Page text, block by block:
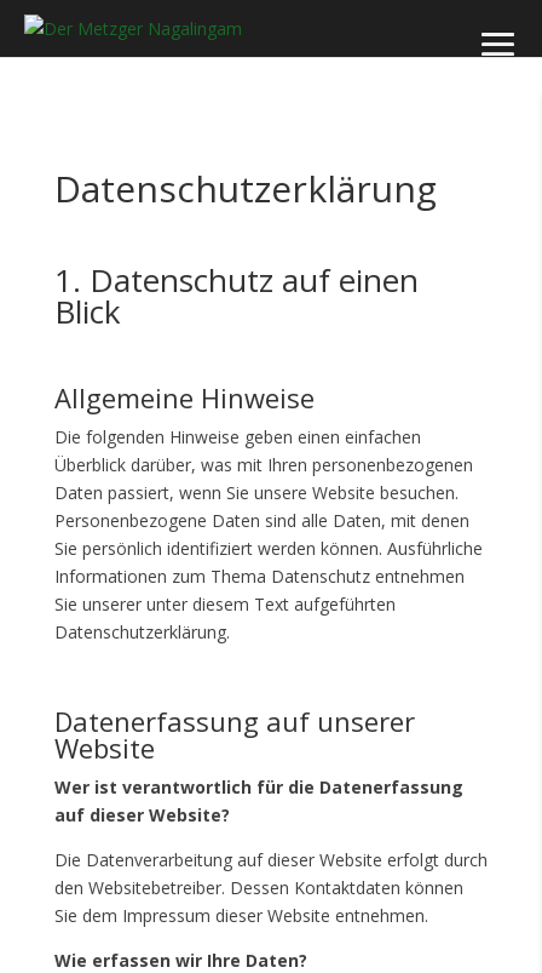
Datenschutzerklärung
1. Datenschutz auf einen
Blick
Allgemeine Hinweise
Die folgenden Hinweise geben einen einfachen
Überblick darüber, was mit Ihren personenbezogenen
Daten passiert, wenn Sie unsere Website besuchen.
Personenbezogene Daten sind alle Daten, mit denen
Sie persönlich identifiziert werden können. Ausführliche
Informationen zum Thema Datenschutz entnehmen
Sie unserer unter diesem Text aufgeführten
Datenschutzerklärung.
Datenerfassung auf unserer
Website
Wer ist verantwortlich für die Datenerfassung
auf dieser Website?
Die Datenverarbeitung auf dieser Website erfolgt durch
den Websitebetreiber. Dessen Kontaktdaten können
Sie dem Impressum dieser Website entnehmen.
Wie erfassen wir Ihre Daten?